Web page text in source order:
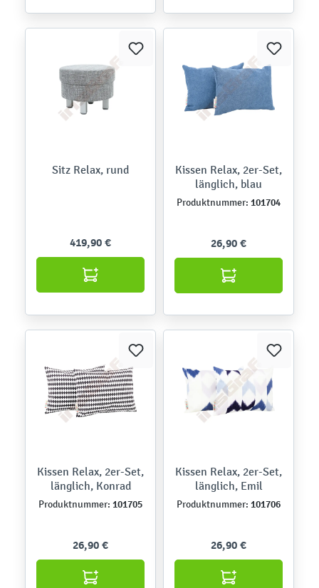
Sitz Relax, rund
419,90 €
Kissen Relax, 2er-Set,
länglich, blau
Produktnummer: 101704
26,90 €
Kissen Relax, 2er-Set,
länglich, Konrad
Produktnummer: 101705
26,90 €
Kissen Relax, 2er-Set,
länglich, Emil
Produktnummer: 101706
26,90 €